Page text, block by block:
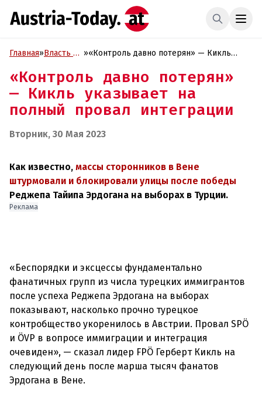
Главная»Власть и
»«Контроль давно потерян» — Кикль
«Контроль давно потерян»
— Кикль указывает на
полный провал интеграции
Вторник, 30 Мая 2023
Как известно, массы сторонников в Вене
штурмовали и блокировали улицы после победы
Реджепа Тайипа Эрдогана на выборах в Турции.
Реклама
«Беспорядки и эксцессы фундаментально
фанатичных групп из числа турецких иммигрантов
после успеха Реджепа Эрдогана на выборах
показывают, насколько прочно турецкое
контробщество укоренилось в Австрии. Провал SPÖ
и ÖVP в вопросе иммиграции и интеграция
очевиден», — сказал лидер FPÖ Герберт Кикль на
следующий день после марша тысяч фанатов
Эрдогана в Вене.